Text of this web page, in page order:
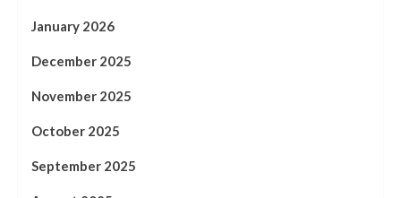
January 2026
December 2025
November 2025
October 2025
September 2025